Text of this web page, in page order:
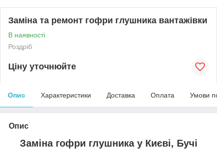
Заміна та ремонт гофри глушника вантажівки
В наявності
Роздріб
Ціну уточнюйте
Опис Характеристики Доставка Оплата Умови
Опис
Заміна гофри глушника у Києві, Бучі